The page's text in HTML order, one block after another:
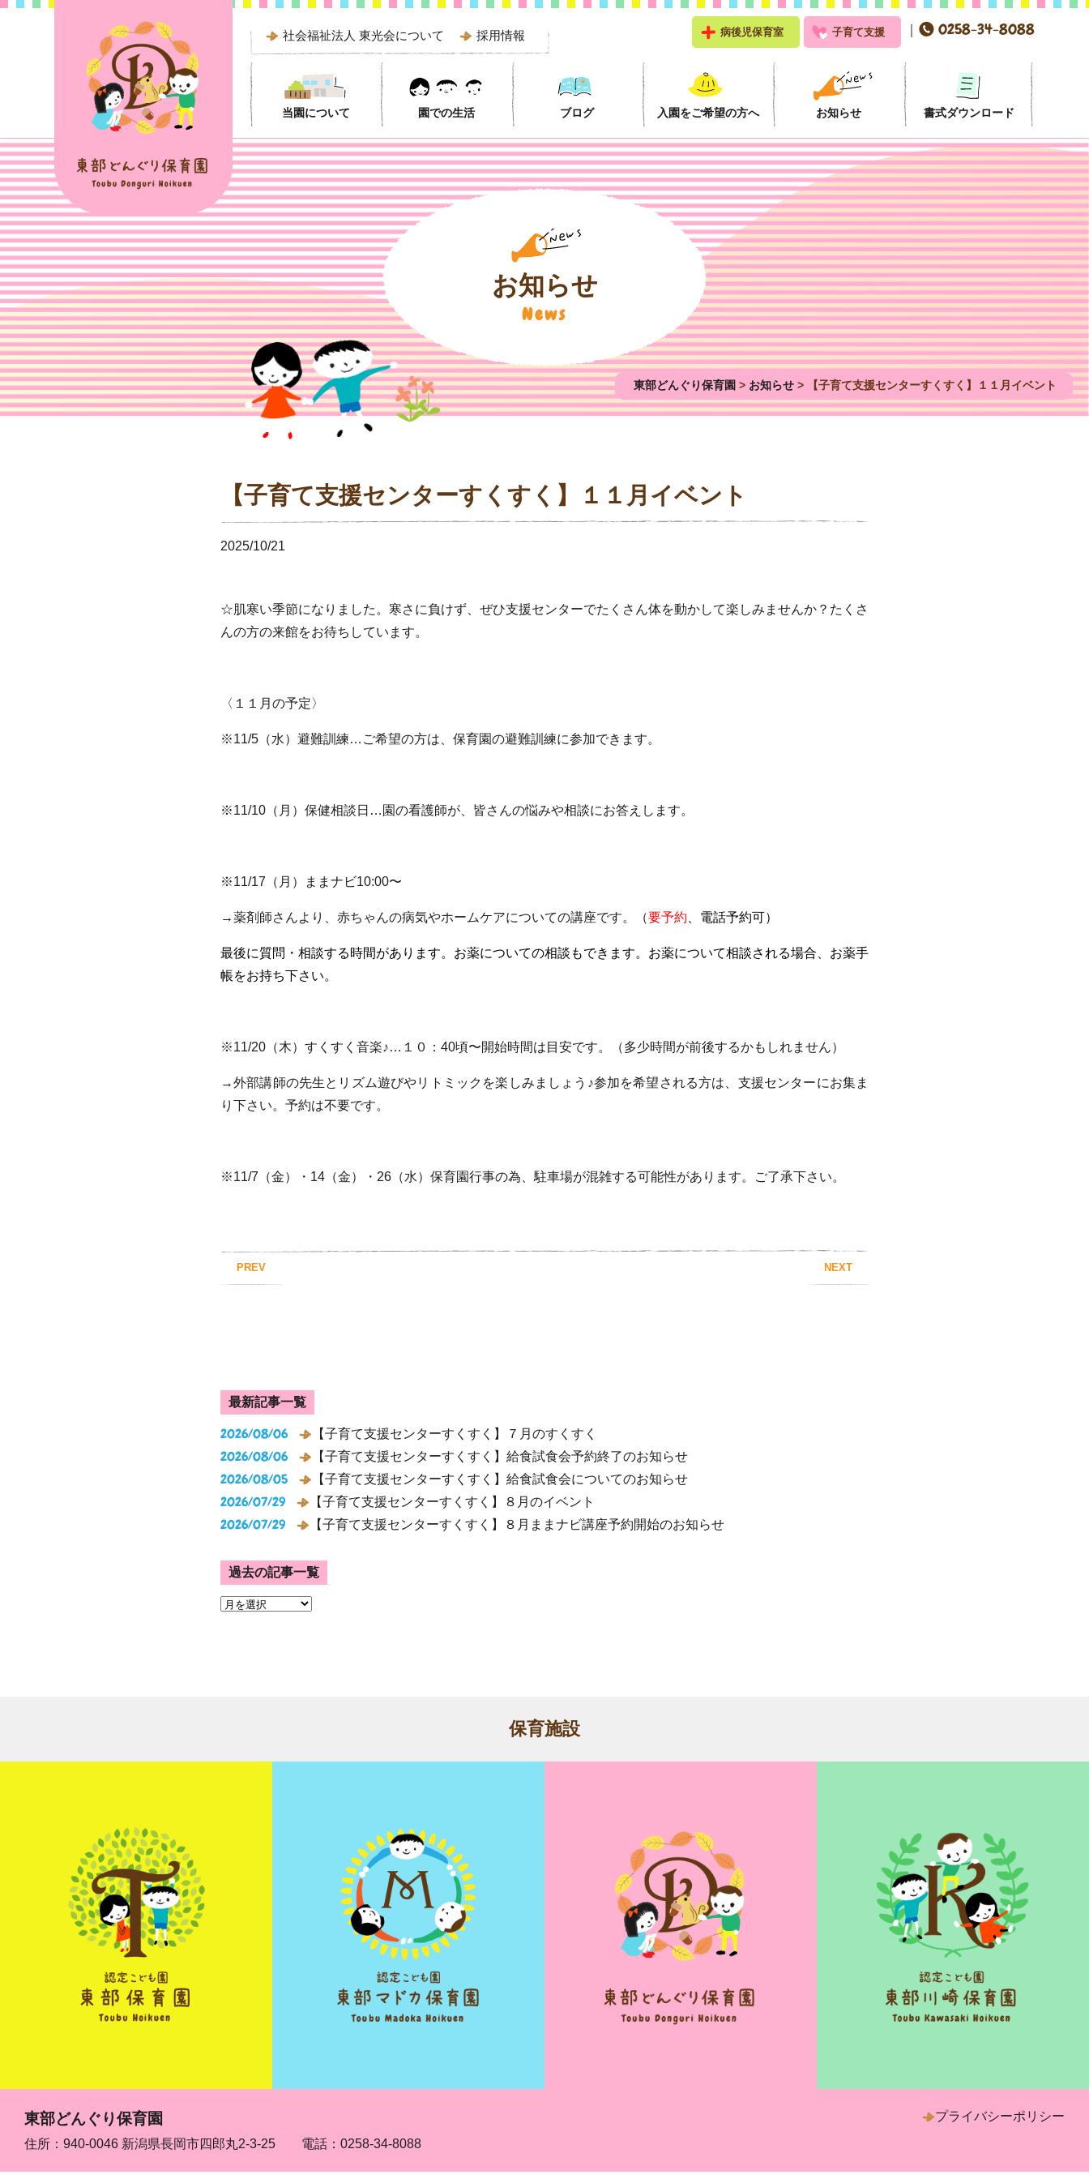
社会福祉法人 東光会について 採用情報 病後児保育室 子育て支援 0258-34-8088
当園について 園での生活 ブログ 入園をご希望の方へ お知らせ 書式ダウンロード
お知らせ
News
東部どんぐり保育園 > お知らせ > 【子育て支援センターすくすく】１１月イベント
【子育て支援センターすくすく】１１月イベント
2025/10/21
☆肌寒い季節になりました。寒さに負けず、ぜひ支援センターでたくさん体を動かして楽しみませんか？たくさ
んの方の来館をお待ちしています。
〈１１月の予定〉
※11/5（水）避難訓練…ご希望の方は、保育園の避難訓練に参加できます。
※11/10（月）保健相談日…園の看護師が、皆さんの悩みや相談にお答えします。
※11/17（月）ままナビ10:00〜
→薬剤師さんより、赤ちゃんの病気やホームケアについての講座です。（要予約 、電話予約可）
最後に質問・相談する時間があります。お薬についての相談もできます。お薬について相談される場合、お薬手
帳をお持ち下さい。
※11/20（木）すくすく音楽♪…１０：40頃〜開始時間は目安です。（多少時間が前後するかもしれません）
→外部講師の先生とリズム遊びやリトミックを楽しみましょう♪参加を希望される方は、支援センターにお集ま
り下さい。予約は不要です。
※11/7（金）・14（金）・26（水）保育園行事の為、駐車場が混雑する可能性があります。ご了承下さい。
PREV NEXT
最新記事一覧
2026/08/06 【子育て支援センターすくすく】７月のすくすく
2026/08/06 【子育て支援センターすくすく】給食試食会予約終了のお知らせ
2026/08/05 【子育て支援センターすくすく】給食試食会についてのお知らせ
2026/07/29 【子育て支援センターすくすく】８月のイベント
2026/07/29 【子育て支援センターすくすく】８月ままナビ講座予約開始のお知らせ
過去の記事一覧
保育施設
東部どんぐり保育園
住所：940-0046 新潟県長岡市四郎丸2-3-25 電話： 0258-34-8088
プライバシーポリシー